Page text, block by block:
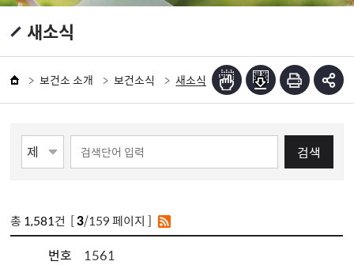
새소식
보건소 소개 보건소식 새소식
검색
총 1,581건 [3/159 페이지 ]
번호
1561